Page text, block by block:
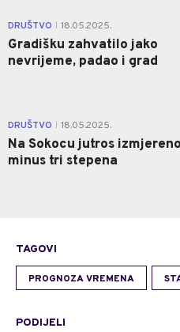
DRUŠTVO 18.05.2025.
Gradišku zahvatilo jako
nevrijeme, padao i grad
DRUŠTVO 18.05.2025.
Na Sokocu jutros izmjereno
minus tri stepena
TAGOVI
PROGNOZA VREMENA
PODIJELI